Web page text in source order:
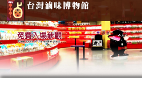
關於滷博館
最新訊息